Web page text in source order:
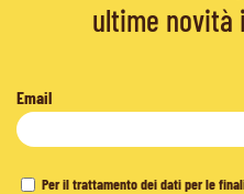
ultime novità
Email
Per il trattamento dei dati per le